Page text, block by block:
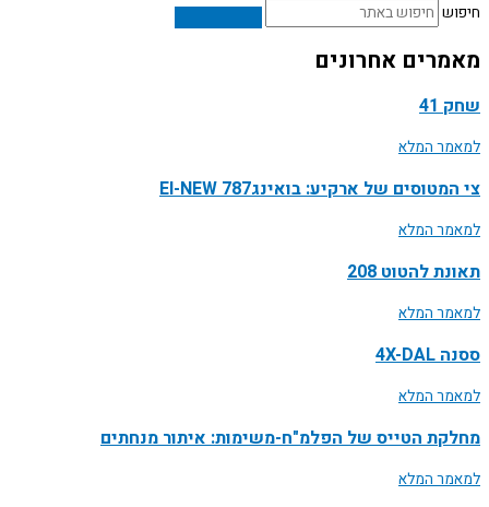
חיפוש
מאמרים אחרונים
שחק 41
למאמר המלא
צי המטוסים של ארקיע: בואינג787 EI-NEW
למאמר המלא
תאונת להטוט 208
למאמר המלא
ססנה 4X-DAL
למאמר המלא
מחלקת הטייס של הפלמ"ח-משימות: איתור מנחתים
למאמר המלא